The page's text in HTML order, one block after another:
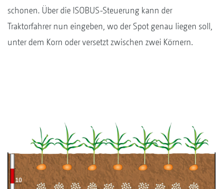
schonen. Über die ISOBUS-Steuerung kann der
Traktorfahrer nun eingeben, wo der Spot genau liegen soll,
unter dem Korn oder versetzt zwischen zwei Körnern.